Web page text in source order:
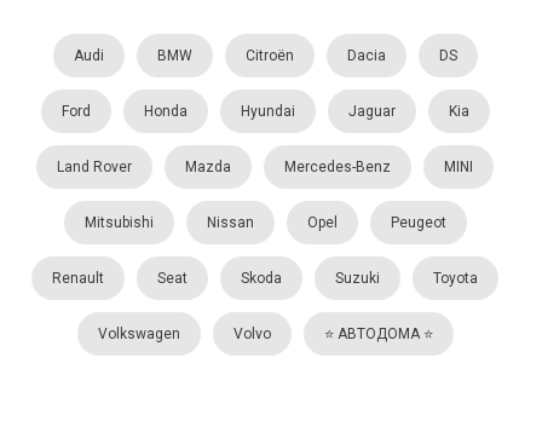
Audi BMW Citroën Dacia DS
Ford Honda Hyundai Jaguar Kia
Land Rover Mazda Mercedes-Benz MINI
Mitsubishi Nissan Opel Peugeot
Renault Seat Skoda Suzuki Toyota
Volkswagen Volvo ⭐️ АВТОДОМА ⭐️